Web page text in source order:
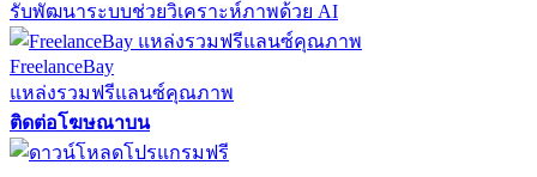
รับพัฒนาระบบช่วยวิเคราะห์ภาพด้วย AI
FreelanceBay
แหล่งรวมฟรีแลนซ์คุณภาพ
ติดต่อโฆษณาบน